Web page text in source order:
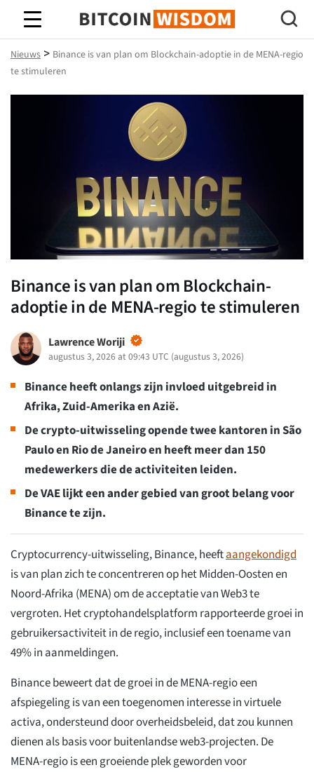
Bitcoin-wijsheid
Nieuws > Binance is van plan om Blockchain-adoptie in de MENA-regio
te stimuleren
Binance is van plan om Blockchain-
adoptie in de MENA-regio te stimuleren
Lawrence Woriji
augustus 3, 2026 at 09:43 UTC (augustus 3, 2026)
Binance heeft onlangs zijn invloed uitgebreid in
Afrika, Zuid-Amerika en Azië.
De crypto-uitwisseling opende twee kantoren in São
Paulo en Rio de Janeiro en heeft meer dan 150
medewerkers die de activiteiten leiden.
De VAE lijkt een ander gebied van groot belang voor
Binance te zijn.
Cryptocurrency-uitwisseling, Binance, heeftaangekondigd
is van plan zich te concentreren op het Midden-Oosten en
Noord-Afrika (MENA) om de acceptatie van Web3 te
vergroten. Het cryptohandelsplatform rapporteerde groei in
gebruikersactiviteit in de regio, inclusief een toename van
49% in aanmeldingen.
Binance beweert dat de groei in de MENA-regio een
afspiegeling is van een toegenomen interesse in virtuele
activa, ondersteund door overheidsbeleid, dat zou kunnen
dienen als basis voor buitenlandse web3-projecten. De
MENA-regio is een groeiende plek geworden voor